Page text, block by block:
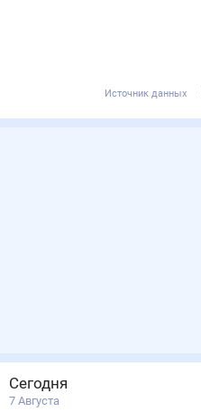
Источник данных
Сегодня
7 Августа